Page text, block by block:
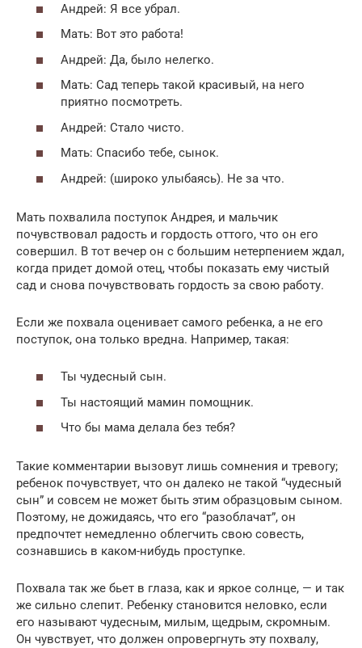
Андрей: Я все убрал.
Мать: Вот это работа!
Андрей: Да, было нелегко.
Мать: Сад теперь такой красивый, на него
приятно посмотреть.
Андрей: Стало чисто.
Мать: Спасибо тебе, сынок.
Андрей: (широко улыбаясь). Не за что.
Мать похвалила поступок Андрея, и мальчик
почувствовал радость и гордость оттого, что он его
совершил. В тот вечер он с большим нетерпением ждал,
когда придет домой отец, чтобы показать ему чистый
сад и снова почувствовать гордость за свою работу.
Если же похвала оценивает самого ребенка, а не его
поступок, она только вредна. Например, такая:
Ты чудесный сын.
Ты настоящий мамин помощник.
Что бы мама делала без тебя?
Такие комментарии вызовут лишь сомнения и тревогу;
ребенок почувствует, что он далеко не такой “чудесный
сын” и совсем не может быть этим образцовым сыном.
Поэтому, не дожидаясь, что его “разоблачат”, он
предпочтет немедленно облегчить свою совесть,
сознавшись в каком-нибудь проступке.
Похвала так же бьет в глаза, как и яркое солнце, — и так
же сильно слепит. Ребенку становится неловко, если
его называют чудесным, милым, щедрым, скромным.
Он чувствует, что должен опровергнуть эту похвалу,